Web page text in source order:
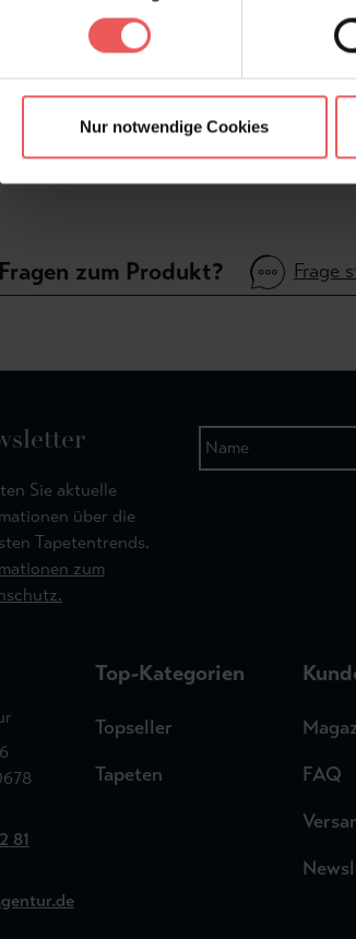
Nur notwendige Cookies
zum Produkt? Frage
Sie aktuelle
über die
Tapetentrends.
zum
81
Top-Kategorien
Topseller
Tapeten
FAQ